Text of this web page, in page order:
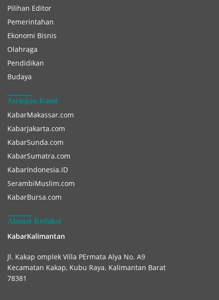
Pilihan Editor
Pemerintahan
Ekonomi Bisnis
Olahraga
Pendidikan
Budaya
Jaringan Kami
KabarMakassar.com
KabarJakarta.com
KabarSunda.com
KabarSumatra.com
KabarIndonesia.ID
SerambiMuslim.com
KabarBursa.com
Alamat Redaksi
KabarKalimantan
Jl. Kakap omplek Villa PErmata Alya No. A9
Kecamatan Kakap, Kubu Raya. Kalimantan Barat
78381